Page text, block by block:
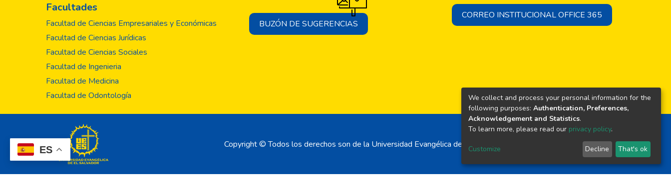
ES
Facultades
Facultad de Ciencias Empresariales y Económicas
Facultad de Ciencias Jurídicas
Facultad de Ciencias Sociales
Facultad de Ingenieria
Facultad de Medicina
Facultad de Odontología
BUZÓN DE SUGERENCIAS
CORREO INSTITUCIONAL OFFICE 365
Copyright © Todos los derechos son de la Universidad Evangélica de El Salvador
We collect and process your personal information for the
following purposes: Authentication, Preferences,
Acknowledgement and Statistics.
To learn more, please read our privacy policy.
Customize Decline That's ok